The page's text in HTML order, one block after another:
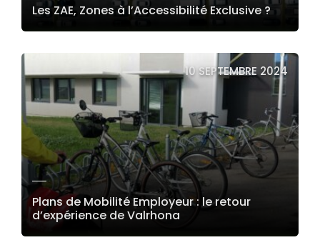
Les ZAE, Zones à l’Accessibilité Exclusive ?
LIRE LA SUITE
10 SEPTEMBRE 2024
Plans de Mobilité Employeur : le retour
d’expérience de Valrhona